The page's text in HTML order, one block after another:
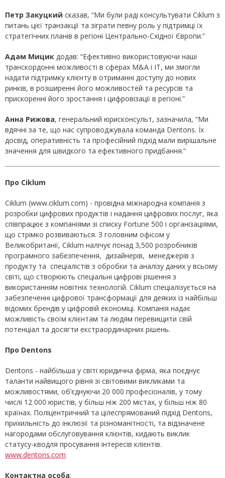
Петр Закуцкий сказав, “Ми були раді консультувати Ciklum з
питань цієї транзакції та зіграти певну роль у підтримці їх
стратегічних планів в регіоні Центрально-Східної Європи.”
Адам Мицик додав: “Ефективно використовуючи наші
транскордонні можливості в сферах M&A і IT, ми змогли
надати підтримку клієнту в отриманні доступу до нових
ринків, в розширенні його можливостей та ресурсів та
прискоренні його зростання і цифровізації в регіоні.”
Анна Рижова, генеральний юрисконсульт, зазначила, “Ми
вдячні за те, що нас супроводжувала команда Dentons. Їх
досвід, оперативність та професійний підхід мали вирішальне
значення для швидкого та ефективного придбання.“
Про Ciklum
Ciklum (www.ciklum.com) - провідна міжнародна компанія з
розробки цифрових продуктів і надання цифрових послуг, яка
співпрацює з компаніями зі списку Fortune 500 і організаціями,
що стрімко розвиваються. З головним офісом у
Великобританії, Ciklum налічує понад 3,500 розробників
програмного забезпечення, дизайнерів, менеджерів з
продукту та спеціалістів з обробки та аналізу даних у всьому
світі, що створюють спеціальні цифрові рішення з
використанням новітніх технологій. Ciklum спеціалізується на
забезпеченні цифрової трансформації для деяких із найбільш
відомих брендів у цифровій економіці. Компанія надає
можливість своїм клієнтам та людям перевищити свій
потенціал та досягти екстраординарних рішень.
Про Dentons
Dentons - найбільша у світі юридична фірма, яка поєднує
таланти найвищого рівня зі світовими викликами та
можливостями, об’єднуючи 20 000 професіоналів, у тому
числі 12 000 юристів, у більш ніж 200 містах, у більш ніж 80
країнах. Поліцентричний та цілеспрямований підхід Dentons,
прихильність до інклюзії та різноманітності, та відзначене
нагородами обслуговування клієнтів, кидають виклик
статусу-кводля просування інтересів клієнтів.
www.dentons.com
Контактна особа: